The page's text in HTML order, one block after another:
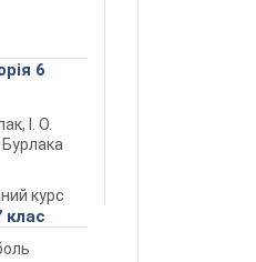
6
І. О.
Бурлака
курс
клас